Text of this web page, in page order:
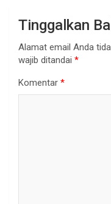
Tinggalkan
Alamat email Anda
wajib ditandai *
Komentar *